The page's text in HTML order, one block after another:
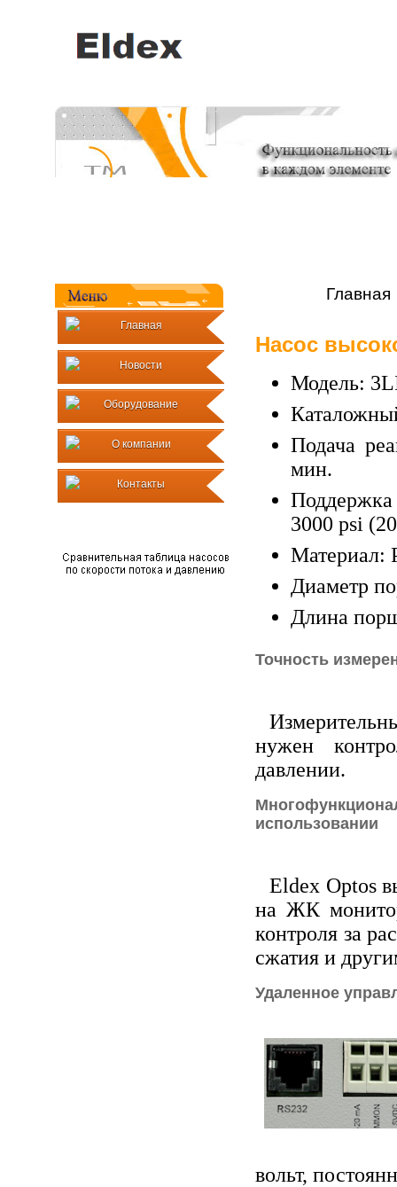
Главная
Новости
Оборудование
О компании
Контакты
Главная
Насос
Модель:
Подача
мин.
3000 psi
Материал:
Диаметр
Длина
Точность
нужен
давлении.
использовании
Eldex Optos
на ЖК
контроля за
сжатия и
Удаленное
вольт,